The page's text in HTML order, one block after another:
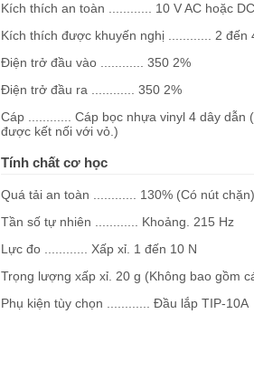
Kích thích an toàn ............ 10 V AC hoặc DC
Kích thích được khuyến nghị ............ 2 đến
Điện trở đầu vào ............ 350 2%
Điện trở đầu ra ............ 350 2%
Cáp ............ Cáp bọc nhựa vinyl 4 dây
được kết nối với vỏ.)
Tính chất cơ học
Quá tải an toàn ............ 130% (Có nút chặn)
Tần số tự nhiên ............ Khoảng. 215 Hz
Lực đo ............ Xấp xỉ. 1 đến 10 N
Trọng lượng xấp xỉ. 20 g (Không bao gồm
Phụ kiện tùy chọn ............ Đầu lắp TIP-10A